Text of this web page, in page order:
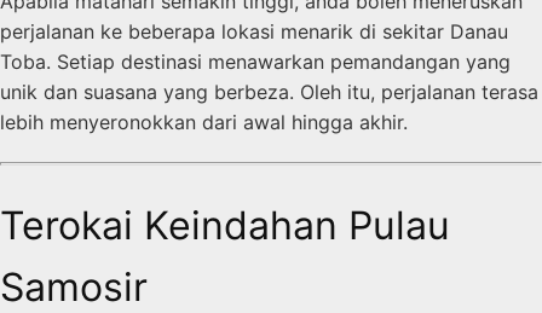
perjalanan ke beberapa lokasi menarik di sekitar Danau
Toba. Setiap destinasi menawarkan pemandangan yang
unik dan suasana yang berbeza. Oleh itu, perjalanan terasa
lebih menyeronokkan dari awal hingga akhir.
Terokai Keindahan Pulau
Samosir